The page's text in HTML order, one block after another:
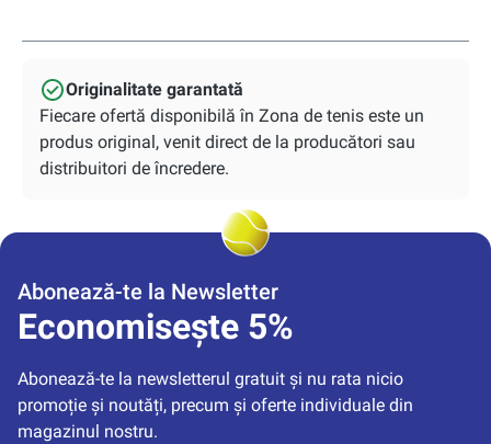
Originalitate garantată
Fiecare ofertă disponibilă în Zona de tenis este un
produs original, venit direct de la producători sau
distribuitori de încredere.
Abonează-te la Newsletter
Economisește 5%
Abonează-te la newsletterul gratuit și nu rata nicio
promoție și noutăți, precum și oferte individuale din
magazinul nostru.